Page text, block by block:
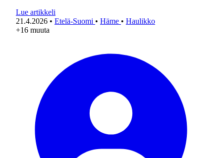
Lue artikkeli
21.4.2026 • Etelä-Suomi • Häme • Haulikko
+16 muuta